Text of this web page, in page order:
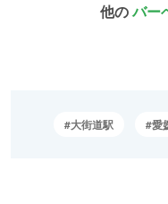
他のバー
大街道駅 愛